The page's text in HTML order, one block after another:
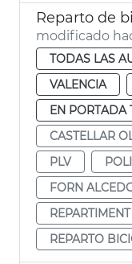
modificado
TODAS LAS
VALENCIA
EN PORTADA
CASTELLAR
PLV
FORN
REPARTO